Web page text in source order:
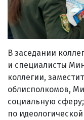
В заседании
и специалисты
коллегии,
облисполкомов,
социальную
по